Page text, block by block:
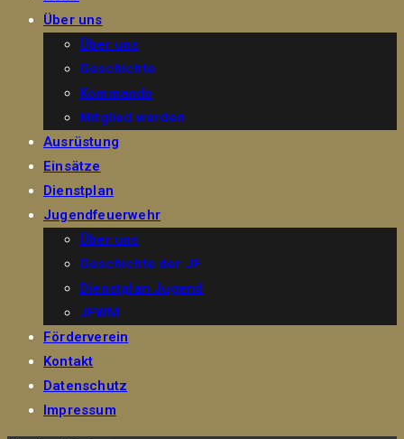
Über uns
Über uns
Geschichte
Kommando
Mitglied werden
Ausrüstung
Einsätze
Dienstplan
Jugendfeuerwehr
Über uns
Geschichte der JF
Dienstplan Jugend
JFWM
Förderverein
Kontakt
Datenschutz
Impressum